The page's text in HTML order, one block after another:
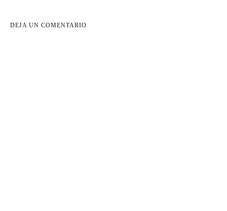
DEJA UN COMENTARIO